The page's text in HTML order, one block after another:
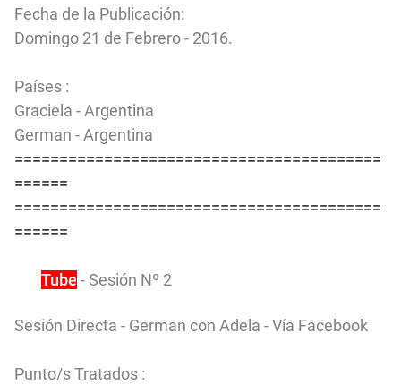
Fecha de la Publicación:
Domingo 21 de Febrero - 2016.
Países :
Graciela - Argentina
German - Argentina
=========================================
======
=========================================
======
Tube - Sesión Nº 2
Sesión Directa - German con Adela - Vía Facebook
Punto/s Tratados :